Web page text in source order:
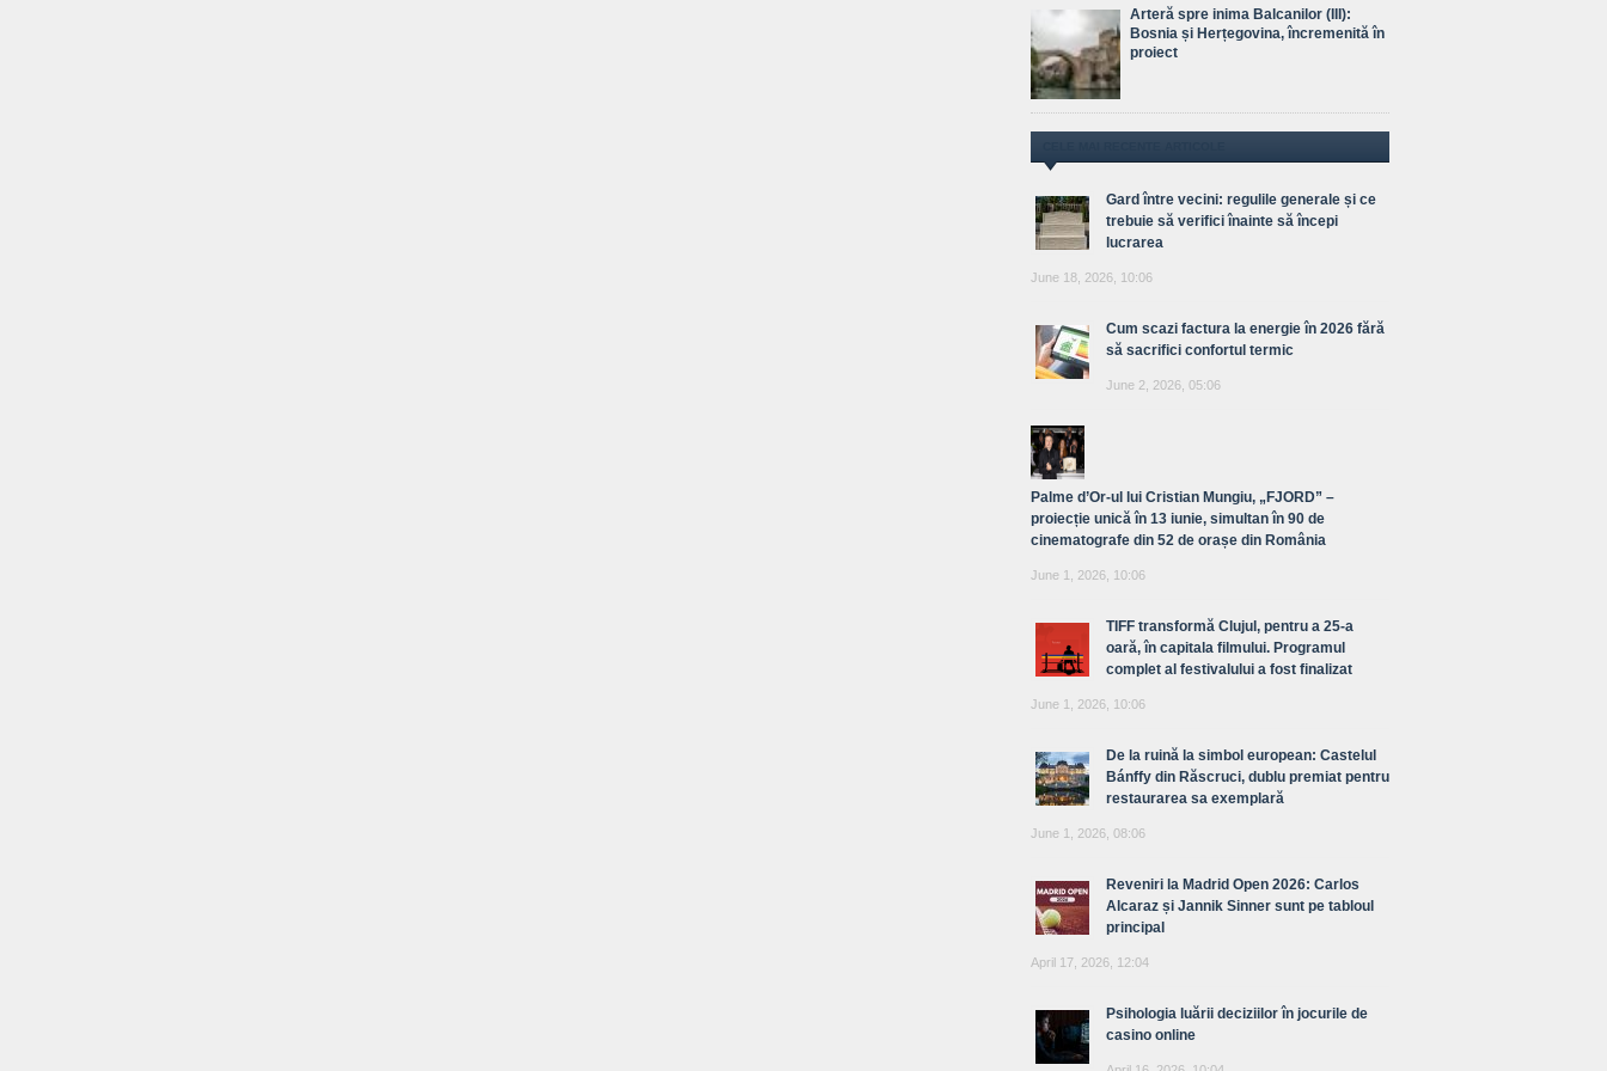
Arteră spre inima Balcanilor (III):
Bosnia și Herțegovina, încremenită în
proiect
Gard între vecini: regulile generale și ce
trebuie să verifici înainte să începi
lucrarea
June 18, 2026, 10:06
Cum scazi factura la energie în 2026 fără
să sacrifici confortul termic
June 2, 2026, 05:06
Palme d’Or-ul lui Cristian Mungiu, „FJORD” –
proiecție unică în 13 iunie, simultan în 90 de
cinematografe din 52 de orașe din România
June 1, 2026, 10:06
TIFF transformă Clujul, pentru a 25-a
oară, în capitala filmului. Programul
complet al festivalului a fost finalizat
June 1, 2026, 10:06
De la ruină la simbol european: Castelul
Bánffy din Răscruci, dublu premiat pentru
restaurarea sa exemplară
June 1, 2026, 08:06
Reveniri la Madrid Open 2026: Carlos
Alcaraz și Jannik Sinner sunt pe tabloul
principal
April 17, 2026, 12:04
Psihologia luării deciziilor în jocurile de
casino online